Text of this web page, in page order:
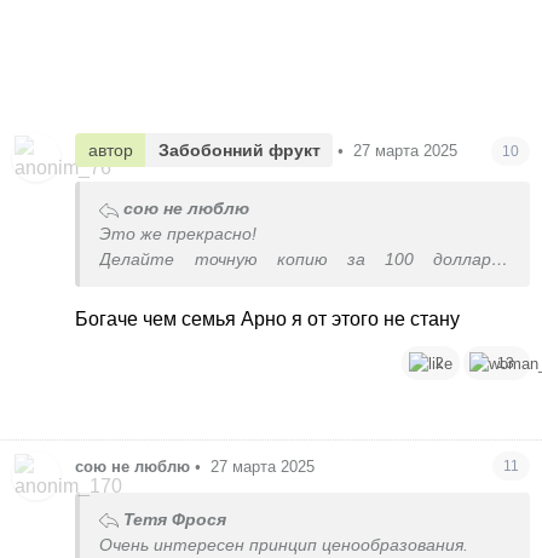
автор Забобонний фрукт • 27 марта 2025 10
сою не люблю
Это же прекрасно!
Делайте точную копию за 100 долларов
с простейшим инструментом) и продавайте
Богаче чем семья Арно я от этого не стану
2 13
сою не люблю • 27 марта 2025 11
Тетя Фрося
Очень интересен принцип ценообразования.